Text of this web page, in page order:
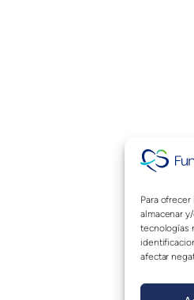
Para
almacenar
tecnologías
afectar